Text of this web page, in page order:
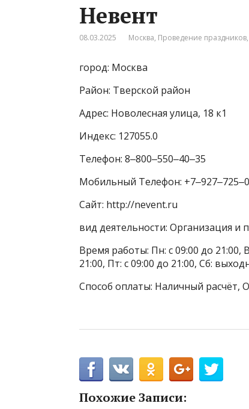
Невент
08.03.2025 Москва, Проведение праздников,
город: Москва
Район: Тверской район
Адрес: Новолесная улица, 18 к1
Индекс: 127055.0
Телефон: 8‒800‒550‒40‒35
Мобильный Телефон:
Сайт: http://nevent.ru
вид деятельности: Организация и
Время работы: Пн: с 09:00 до 21:00,
21:00, Пт: с 09:00 до 21:00, Сб:
Способ оплаты: Наличный расчёт,
Похожие Записи: